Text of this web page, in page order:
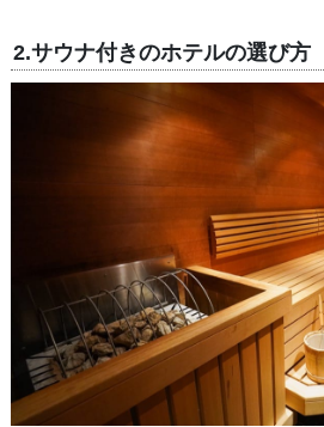
2.サウナ付きのホテルの選び方